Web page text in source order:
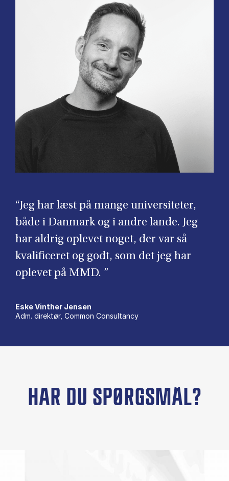
“Jeg har læst på mange universiteter,
både i Danmark og i andre lande. Jeg
har aldrig oplevet noget, der var så
kvalificeret og godt, som det jeg har
oplevet på MMD. ”
Eske Vinther Jensen
Adm. direktør, Common Consultancy
HAR DU SPØRGSMÅL?